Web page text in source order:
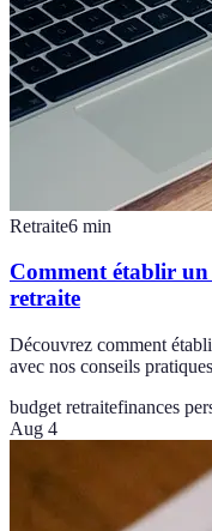
Retraite6 min
Comment établir
retraite
Découvrez comment
avec nos conseils
budget retraitefinances
Aug 4